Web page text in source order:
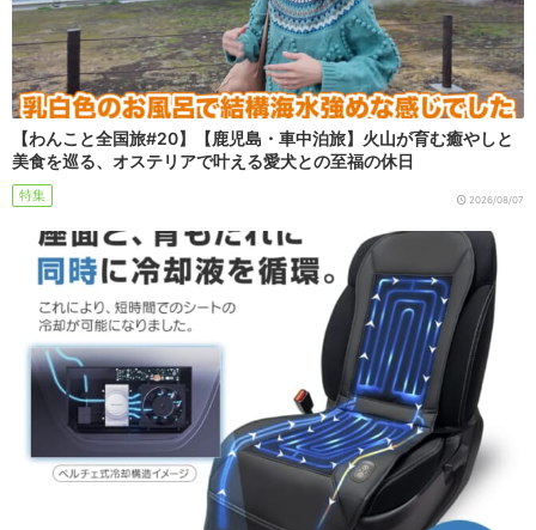
【わんこと全国旅#20】【鹿児島・車中泊旅】火山が育む癒やしと
美食を巡る、オステリアで叶える愛犬との至福の休日
特集 2026/08/07